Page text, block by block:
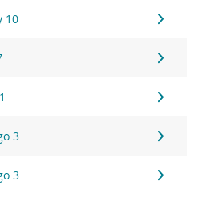
10
3
3